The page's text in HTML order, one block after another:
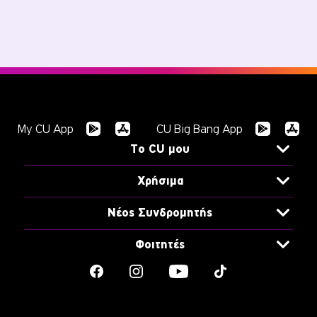
To CU μου
CU ΣΤΟ ΦΟΥΛ
CU Shake
Smart Pocket
Χρήσιμα
Τιμοκατάλογος
Χρήσιμα Τηλέφωνα
Νέος Συνδρομητής
Ενεργοποίηση e-SIM
Φοιτητές
ΟΛΑ ΓΙΑ ΤΟΥΣ ΦΟΙΤΗΤ@
My CU App CU Big Bang App